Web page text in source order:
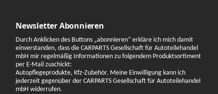
Newsletter Abonnieren
Durch Anklicken des Buttons „abonnieren“ erkläre ich mich damit
einverstanden, dass die CARPARTS Gesellschaft für Autoteilehandel
mbH mir regelmäßig Informationen zu folgendem Produktsortiment
per E-Mail zuschickt:
Autopflegeprodukte, Kfz-Zubehör. Meine Einwilligung kann ich
jederzeit gegenüber der CARPARTS Gesellschaft für Autoteilehandel
mbH widerrufen.